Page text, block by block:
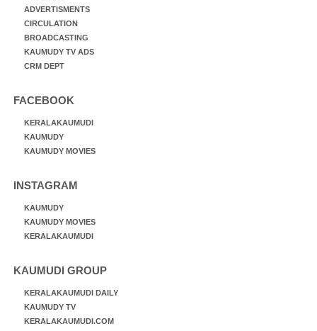
ADVERTISMENTS
CIRCULATION
BROADCASTING
KAUMUDY TV ADS
CRM DEPT
FACEBOOK
KERALAKAUMUDI
KAUMUDY
KAUMUDY MOVIES
INSTAGRAM
KAUMUDY
KAUMUDY MOVIES
KERALAKAUMUDI
KAUMUDI GROUP
KERALAKAUMUDI DAILY
KAUMUDY TV
KERALAKAUMUDI.COM